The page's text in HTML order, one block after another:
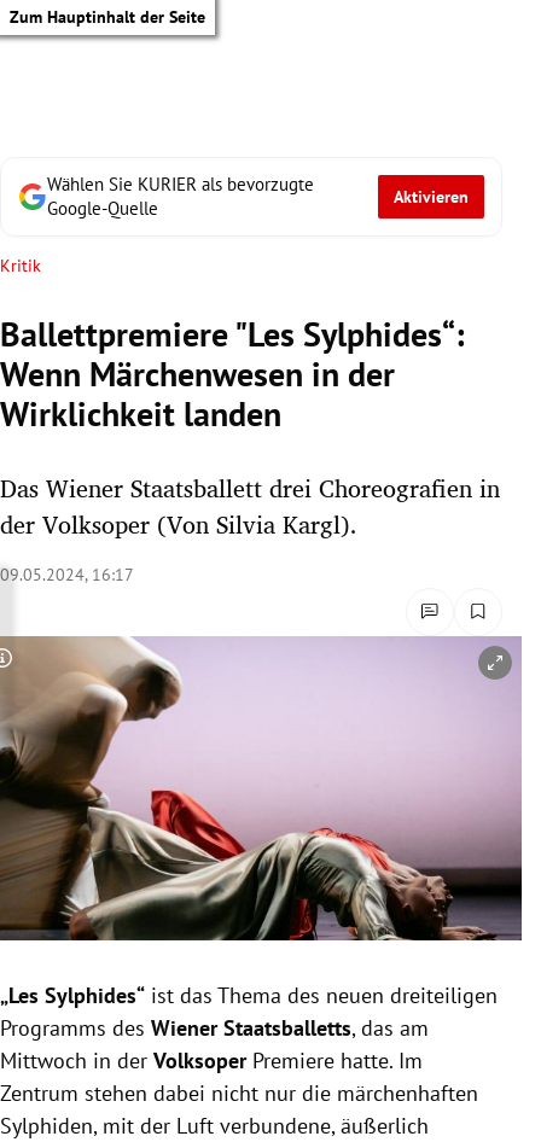
Zum Hauptinhalt der Seite
Untermenü
Untermenü
Untermenü
Untermenü
Untermenü
Untermenü
Untermenü
Wählen Sie KURIER als bevorzugte
Google-Quelle
Aktivieren
Kritik
Ballettpremiere "Les Sylphides“:
Wenn Märchenwesen in der
Wirklichkeit landen
Das Wiener Staatsballett drei Choreografien in
der Volksoper (Von Silvia Kargl).
09.05.2024, 16:17
Copyright-Hinweis öffnen/schließen
„Les Sylphides“ ist das Thema des neuen dreiteiligen
Programms des Wiener Staatsballetts, das am
Mittwoch in der VolksoperPremiere hatte. Im
Zentrum stehen dabei nicht nur die märchenhaften
Sylphiden, mit der Luft verbundene, äußerlich